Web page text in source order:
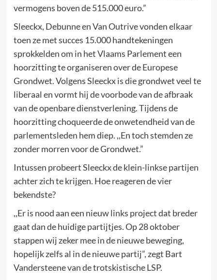
vermogens boven de 515.000 euro.”
Sleeckx, Debunne en Van Outrive vonden elkaar
toen ze met succes 15.000 handtekeningen
sprokkelden om in het Vlaams Parlement een
hoorzitting te organiseren over de Europese
Grondwet. Volgens Sleeckx is die grondwet veel te
liberaal en vormt hij de voorbode van de afbraak
van de openbare dienstverlening. Tijdens de
hoorzitting choqueerde de onwetendheid van de
parlementsleden hem diep. ,,En toch stemden ze
zonder morren voor de Grondwet.”
Intussen probeert Sleeckx de klein-linkse partijen
achter zich te krijgen. Hoe reageren de vier
bekendste?
,,Er is nood aan een nieuw links project dat breder
gaat dan de huidige partijtjes. Op 28 oktober
stappen wij zeker mee in de nieuwe beweging,
hopelijk zelfs al in de nieuwe partij”, zegt Bart
Vandersteene van de trotskistische LSP.